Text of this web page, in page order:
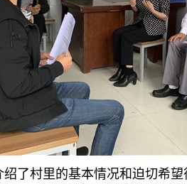
了村里的基本情况和迫切希